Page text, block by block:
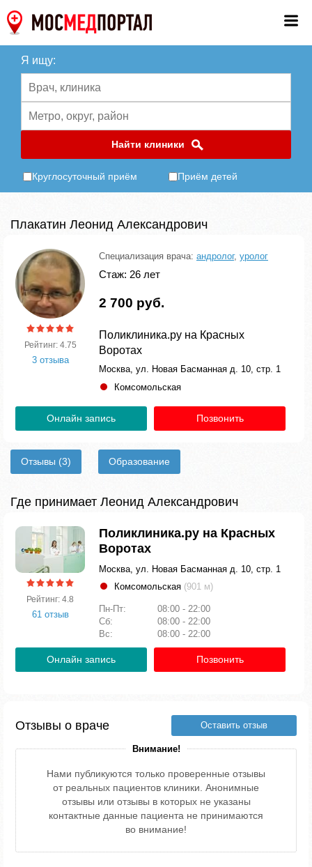
Я ищу:
Найти клиники
Круглосуточный приём Приём детей
Плакатин Леонид Александрович
Рейтинг: 4.75
3 отзыва
Специализация врача: андролог, уролог
Стаж: 26 лет
2 700 руб.
Поликлиника.ру на Красных
Воротах
Москва, ул. Новая Басманная д. 10, стр. 1
Комсомольская
Онлайн запись Позвонить
Отзывы (3) Образование
Где принимает Леонид Александрович
Рейтинг: 4.8
61 отзыв
Поликлиника.ру на Красных
Воротах
Москва, ул. Новая Басманная д. 10, стр. 1
Комсомольская (901 м)
Пн-Пт:
08:00 - 22:00
Сб:
08:00 - 22:00
Вс:
08:00 - 22:00
Онлайн запись Позвонить
Отзывы о враче Оставить отзыв
Внимание!
Нами публикуются только проверенные отзывы
от реальных пациентов клиники. Анонимные
отзывы или отзывы в которых не указаны
контактные данные пациента не принимаются
во внимание!